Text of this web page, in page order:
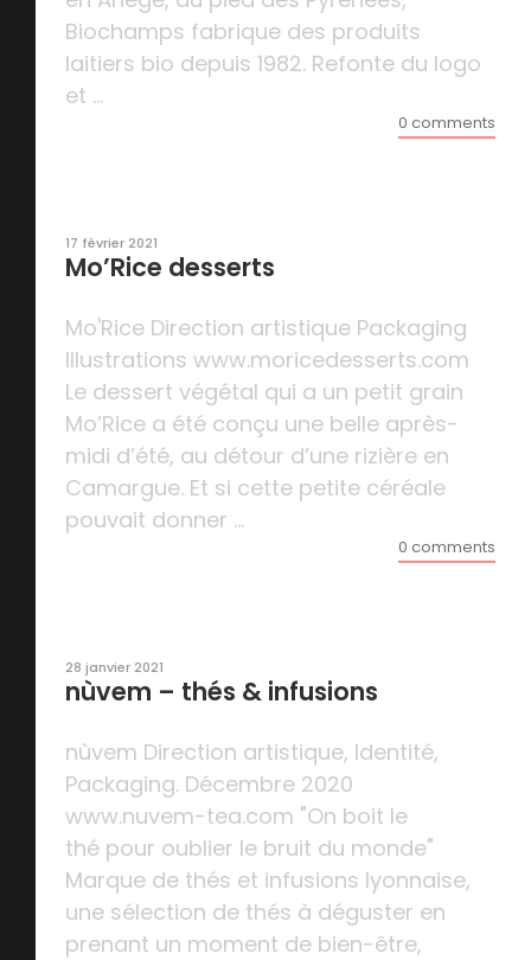
Biochamps fabrique des produits
laitiers bio depuis 1982. Refonte du logo
et ...
0 comments
17 février 2021
Mo’Rice desserts
Mo'Rice Direction artistique Packaging
Illustrations www.moricedesserts.com
Le dessert végétal qui a un petit grain
Mo’Rice a été conçu une belle après-
midi d’été, au détour d’une rizière en
Camargue. Et si cette petite céréale
pouvait donner ...
0 comments
28 janvier 2021
nùvem – thés & infusions
nùvem Direction artistique, Identité,
Packaging. Décembre 2020
www.nuvem-tea.com "On boit le
thé pour oublier le bruit du monde"
Marque de thés et infusions lyonnaise,
une sélection de thés à déguster en
prenant un moment de bien-être,